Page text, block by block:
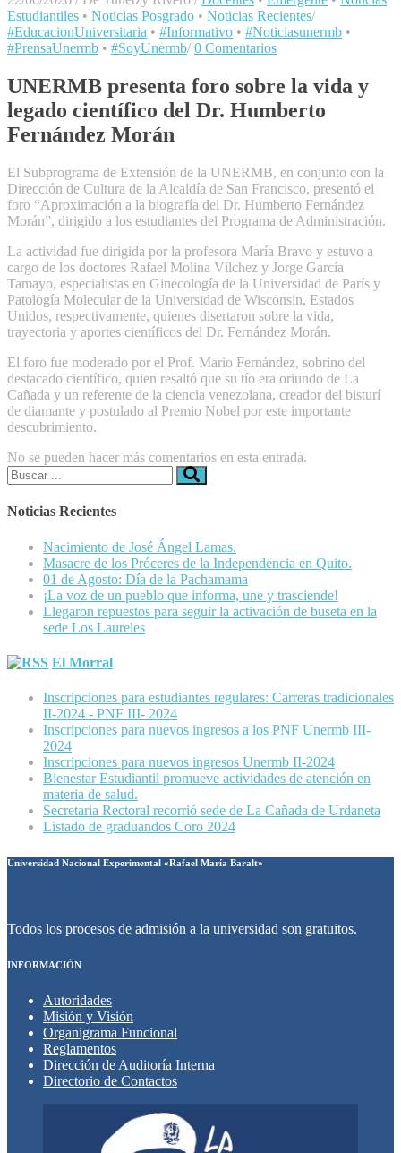
Estudiantiles • Noticias Posgrado • Noticias Recientes/
#EducacionUniversitaria • #Informativo • #Noticiasunermb •
#PrensaUnermb • #SoyUnermb/ 0 Comentarios
UNERMB presenta foro sobre la vida y
legado científico del Dr. Humberto
Fernández Morán
El Subprograma de Extensión de la UNERMB, en conjunto con la
Dirección de Cultura de la Alcaldía de San Francisco, presentó el
foro “Aproximación a la biografía del Dr. Humberto Fernández
Morán”, dirigido a los estudiantes del Programa de Administración.
La actividad fue dirigida por la profesora María Bravo y estuvo a
cargo de los doctores Rafael Molina Vílchez y Jorge García
Tamayo, especialistas en Ginecología de la Universidad de París y
Patología Molecular de la Universidad de Wisconsin, Estados
Unidos, respectivamente, quienes disertaron sobre la vida,
trayectoria y aportes científicos del Dr. Fernández Morán.
El foro fue moderado por el Prof. Mario Fernández, sobrino del
destacado científico, quien resaltó que su tío era oriundo de La
Cañada y un referente de la ciencia venezolana, creador del bisturí
de diamante y postulado al Premio Nobel por este importante
descubrimiento.
No se pueden hacer más comentarios en esta entrada.
Buscar:
Noticias Recientes
Nacimiento de José Ángel Lamas.
Masacre de los Próceres de la Independencia en Quito.
01 de Agosto: Día de la Pachamama
¡La voz de un pueblo que informa, une y trasciende!
Llegaron repuestos para seguir la activación de buseta en la
sede Los Laureles
El Morral
Inscripciones para estudiantes regulares: Carreras tradicionales
II-2024 - PNF III- 2024
Inscripciones para nuevos ingresos a los PNF Unermb III-
2024
Inscripciones para nuevos ingresos Unermb II-2024
Bienestar Estudiantil promueve actividades de atención en
materia de salud.
Secretaria Rectoral recorrió sede de La Cañada de Urdaneta
Listado de graduandos Coro 2024
Universidad Nacional Experimental «Rafael María Baralt»
Todos los procesos de admisión a la universidad son gratuitos.
INFORMACIÓN
Autoridades
Misión y Visión
Organigrama Funcional
Reglamentos
Dirección de Auditoría Interna
Directorio de Contactos